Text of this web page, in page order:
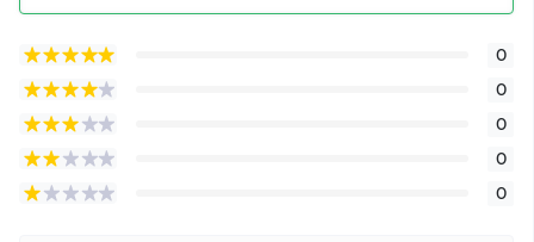
0
0
0
0
0